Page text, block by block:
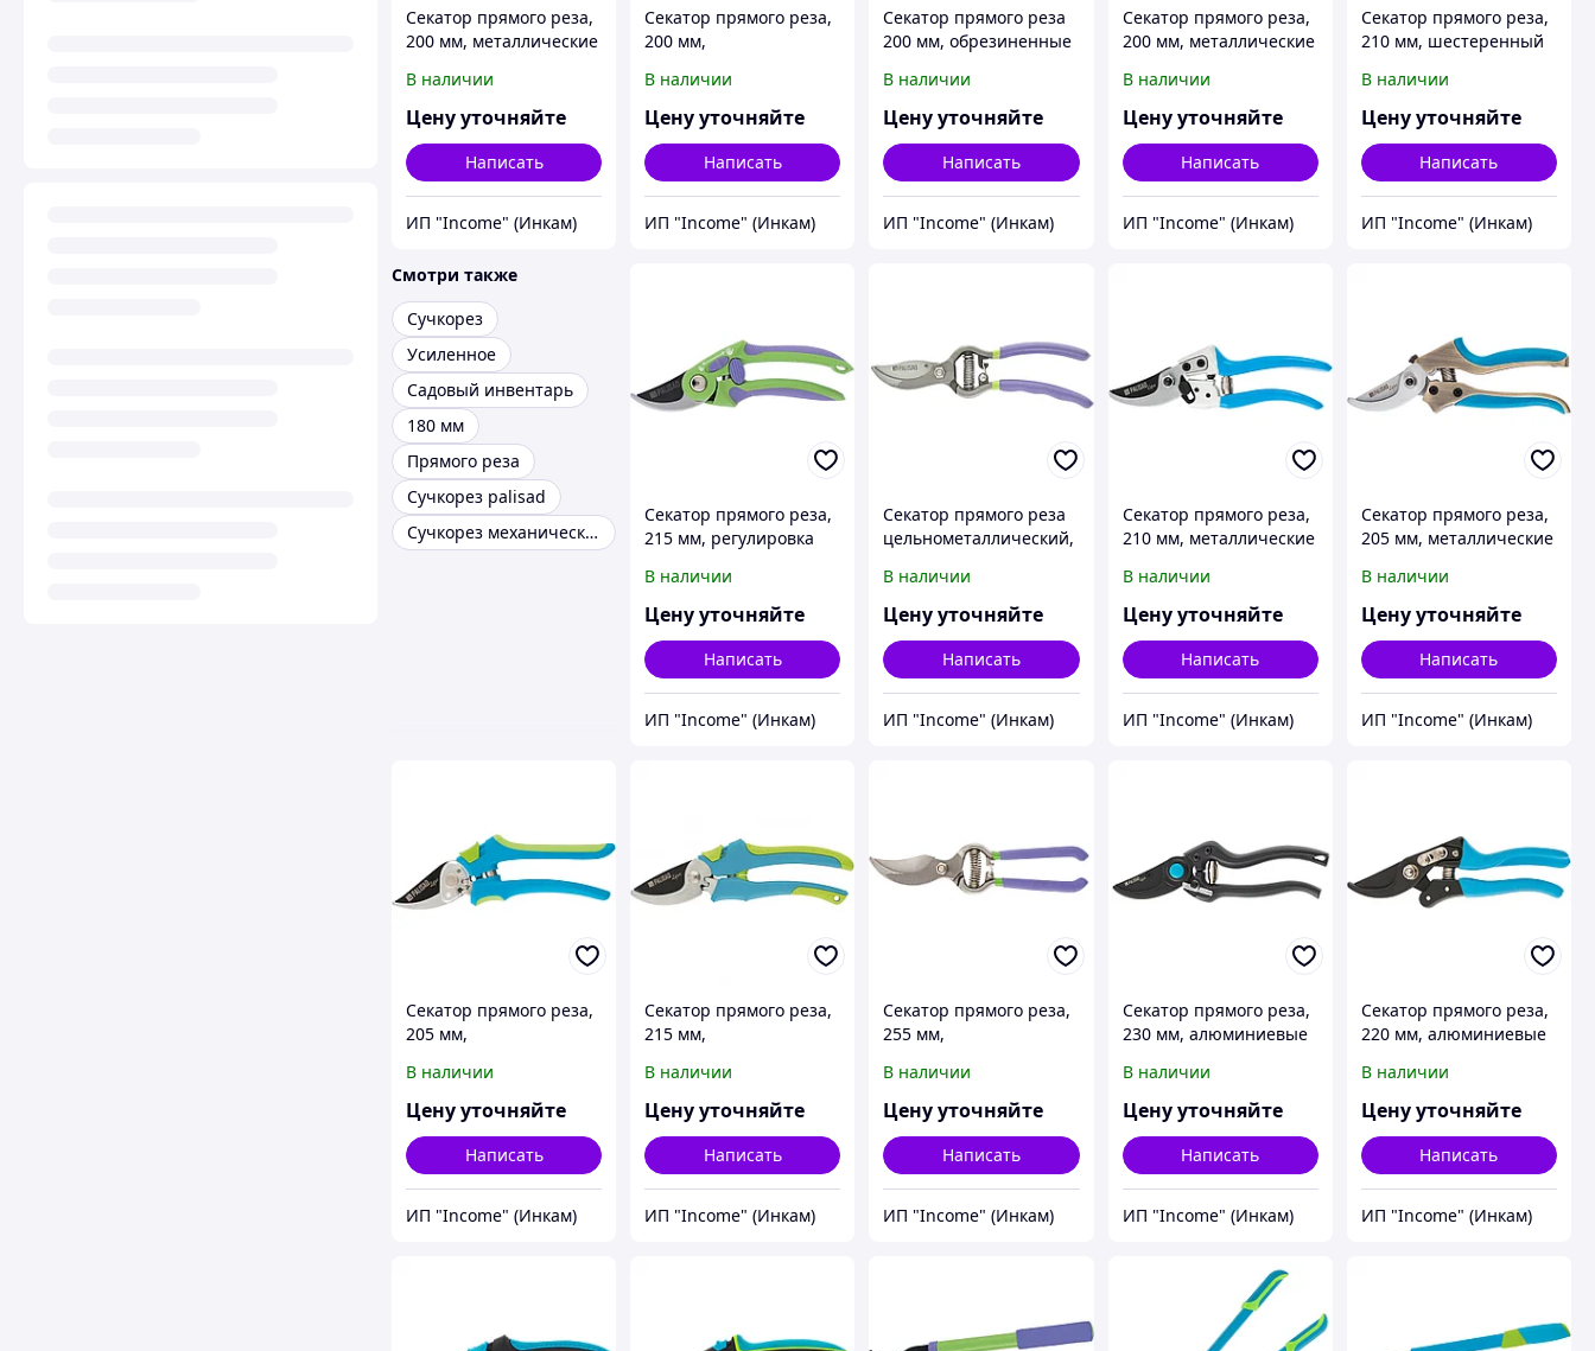
Секатор прямого реза,
200 мм, металлические
рукоятки, Palisad
В наличии
Цену уточняйте
Написать
ИП "Income" (Инкам)
Секатор прямого реза,
200 мм,
рукоятки, Palisad
В наличии
Цену уточняйте
Написать
ИП "Income" (Инкам)
Секатор прямого реза
200 мм, обрезиненные
В наличии
Цену уточняйте
Написать
ИП "Income" (Инкам)
Секатор прямого реза,
200 мм, металлические
рукоятки, Palisad
В наличии
Цену уточняйте
Написать
ИП "Income" (Инкам)
Секатор прямого реза,
210 мм, шестеренный
двухкомпонентные
рукоятки, Palisad
В наличии
Цену уточняйте
Написать
ИП "Income" (Инкам)
Смотри также
Сучкорез
Усиленное
Садовый инвентарь
180 мм
Прямого реза
Сучкорез palisad
Сучкорез механический
Секатор прямого реза,
215 мм, регулировка
двухкомпонентные
рукоятки, Palisad
В наличии
Цену уточняйте
Написать
ИП "Income" (Инкам)
Секатор прямого реза
цельнометаллический,
В наличии
Цену уточняйте
Написать
ИП "Income" (Инкам)
Секатор прямого реза,
210 мм, металлические
оболочке, Luxe, Palisad
В наличии
Цену уточняйте
Написать
ИП "Income" (Инкам)
Секатор прямого реза,
205 мм, металлические
рукоятки, Luxe, Palisad
В наличии
Цену уточняйте
Написать
ИП "Income" (Инкам)
Секатор прямого реза,
205 мм,
рукоятки, Luxe, Palisad
В наличии
Цену уточняйте
Написать
ИП "Income" (Инкам)
Секатор прямого реза,
215 мм,
рукоятки, Luxe, Palisad
В наличии
Цену уточняйте
Написать
ИП "Income" (Инкам)
Секатор прямого реза,
255 мм,
металлические
обрезиненные
рукоятки, Palisad
В наличии
Цену уточняйте
Написать
ИП "Income" (Инкам)
Секатор прямого реза,
230 мм, алюминиевые
В наличии
Цену уточняйте
Написать
ИП "Income" (Инкам)
Секатор прямого реза,
220 мм, алюминиевые
В наличии
Цену уточняйте
Написать
ИП "Income" (Инкам)